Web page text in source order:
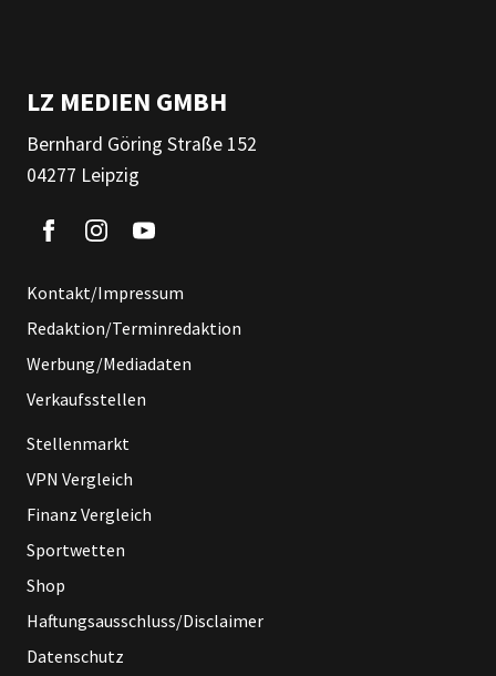
LZ MEDIEN GMBH
Bernhard Göring Straße 152
04277 Leipzig
Kontakt/Impressum
Redaktion/Terminredaktion
Werbung/Mediadaten
Verkaufsstellen
Stellenmarkt
VPN Vergleich
Finanz Vergleich
Sportwetten
Shop
Haftungsausschluss/Disclaimer
Datenschutz